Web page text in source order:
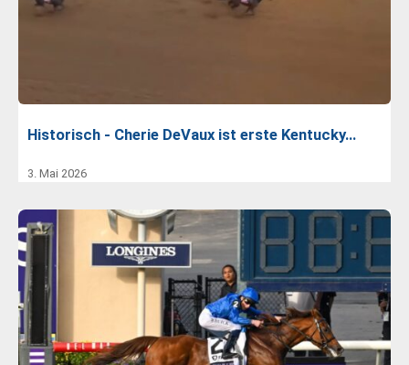
Historisch - Cherie DeVaux ist erste Kentucky…
3. Mai 2026